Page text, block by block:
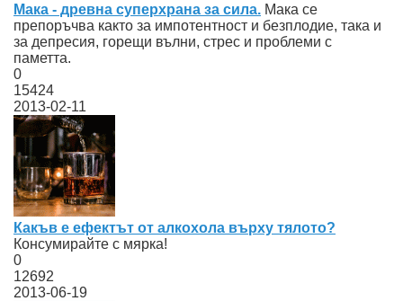
Мака - древна суперхрана за сила. Мака се
препоръчва както за импотентност и безплодие, така и
за депресия, горещи вълни, стрес и проблеми с
паметта.
0
15424
2013-02-11
Какъв е ефектът от алкохола върху тялото?
Консумирайте с мярка!
0
12692
2013-06-19